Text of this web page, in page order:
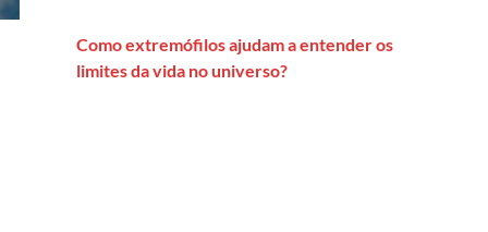
Como extremófilos ajudam a entender os
limites da vida no universo?